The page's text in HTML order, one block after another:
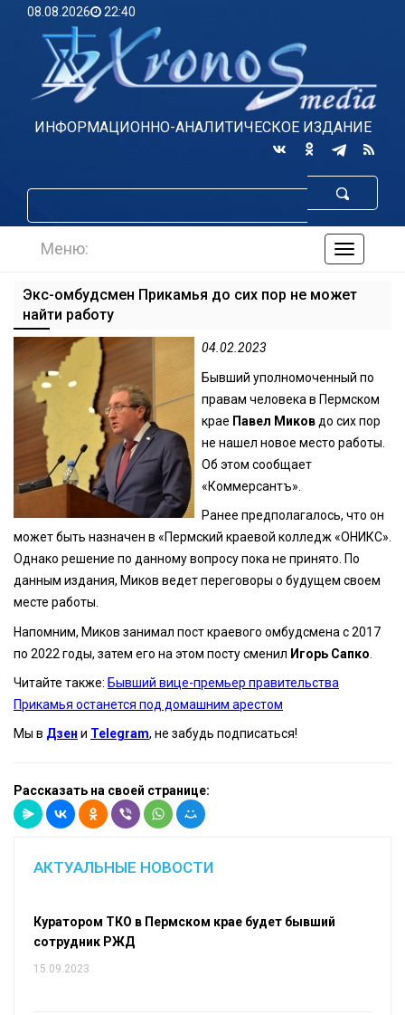
08.08.2026 22:40
ИНФОРМАЦИОННО-АНАЛИТИЧЕСКОЕ ИЗДАНИЕ
по
Меню:
Экс-омбудсмен Прикамья до сих пор не может
найти работу
04.02.2023
Бывший уполномоченный по
правам человека в Пермском
крае Павел Миков до сих пор
не нашел новое место работы.
Об этом сообщает
«Коммерсантъ».
Ранее предполагалось, что он
может быть назначен в «Пермский краевой колледж «ОНИКС».
Однако решение по данному вопросу пока не принято. По
данным издания, Миков ведет переговоры о будущем своем
месте работы.
Напомним, Миков занимал пост краевого омбудсмена с 2017
по 2022 годы, затем его на этом посту сменил Игорь Сапко
Читайте также: Бывший вице-премьер правительства
Прикамья останется под домашним арестом
Мы в Дзен и Telegram, не забудь подписаться!
Рассказать на своей странице:
АКТУАЛЬНЫЕ НОВОСТИ
Куратором ТКО в Пермском крае будет бывший
сотрудник РЖД
15.09.2023